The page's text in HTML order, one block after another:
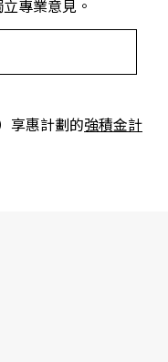
專業意見。
享惠計劃的強積金計